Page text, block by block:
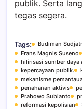
publik. Serta
tegas segera.
Tags: Budiman
Frans Magnis Suseno
hilirisasi sumber daya
kepercayaan publik.
mekanisme
penahanan aktivis
Prabowo Subianto
reformasi kepolisian